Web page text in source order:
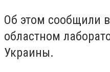
Об этом сообщили
областном
Украины.